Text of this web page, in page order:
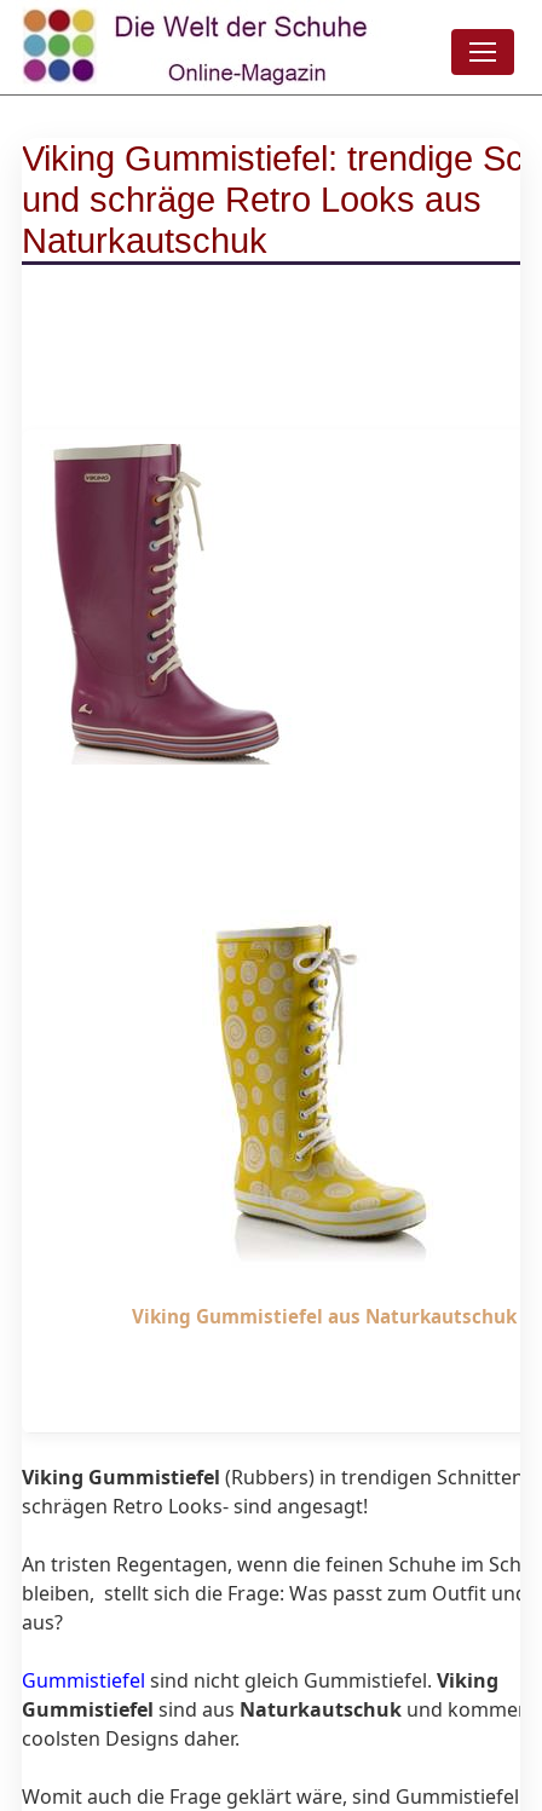
Viking Gummistiefel: trendige
und schräge Retro Looks aus
Naturkautschuk
Viking Gummistiefel aus Naturkautschuk
Viking Gummistiefel (Rubbers) in trendigen Schnitten
schrägen Retro Looks- sind angesagt!
An tristen Regentagen, wenn die feinen Schuhe im
bleiben, stellt sich die Frage: Was passt zum Outfit und
aus?
Gummistiefel sind nicht gleich Gummistiefel. Viking
Gummistiefel sind aus Naturkautschuk und kommen
coolsten Designs daher.
Womit auch die Frage geklärt wäre, sind Gummistiefel